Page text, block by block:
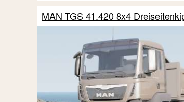
MAN TGS 41.420 8x4